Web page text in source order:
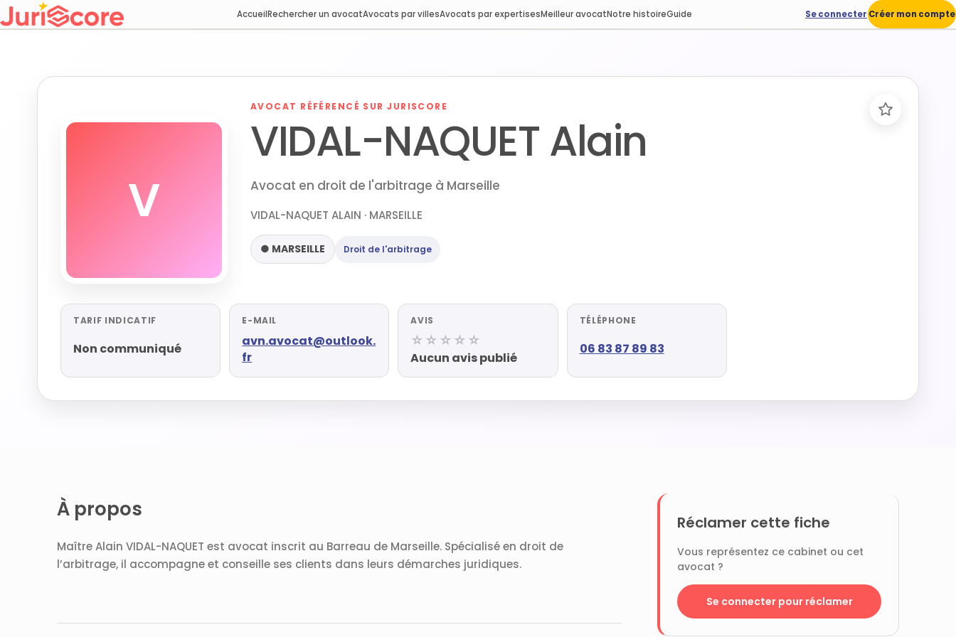
AccueilRechercher un avocatAvocats par villesAvocats par expertisesMeilleur avocatNotre histoireGuide Se connecter Créer mon compte
V
AVOCAT RÉFÉRENCÉ SUR JURISCORE
VIDAL-NAQUET Alain
Avocat en droit de l'arbitrage à Marseille
VIDAL-NAQUET ALAIN · MARSEILLE
● MARSEILLE Droit de l'arbitrage
TARIF INDICATIF
Non communiqué
E-MAIL
avn.avocat@outlook.
fr
AVIS
☆☆☆☆☆
Aucun avis publié
TÉLÉPHONE
06 83 87 89 83
À propos
Maître Alain VIDAL-NAQUET est avocat inscrit au Barreau de Marseille. Spécialisé en droit de
l’arbitrage, il accompagne et conseille ses clients dans leurs démarches juridiques.
Réclamer cette fiche
Vous représentez ce cabinet ou cet
avocat ?
Se connecter pour réclamer